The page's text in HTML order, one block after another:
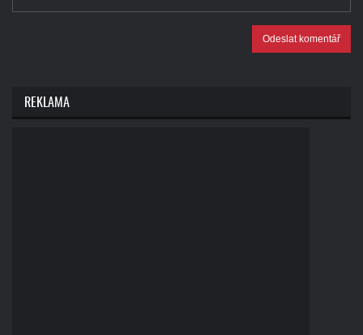
Odeslat komentář
REKLAMA